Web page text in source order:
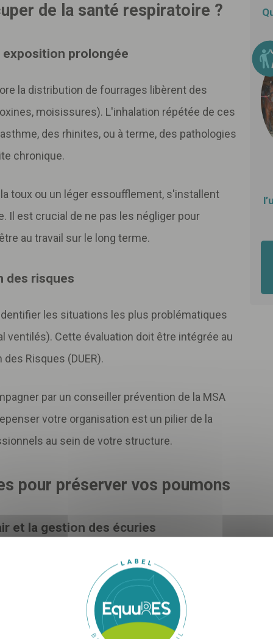
de la santé respiratoire ?
exposition prolongée
la distribution de fourrages libèrent des
moisissures). L'inhalation répétée de ces
des rhinites, ou à terme, des pathologies
chronique.
toux ou un léger essoufflement, s'installent
Il est crucial de ne pas les négliger pour
au travail sur le long terme.
des risques
les situations les plus problématiques
ventilés). Cette évaluation doit être intégrée au
Risques (DUER).
par un conseiller prévention de la MSA
votre organisation est un pilier de la
au sein de votre structure.
pour préserver vos poumons
et la gestion des écuries
de vos bâtiments soit optimale pour évacuer
ou de balayer, humidifiez légèrement les sols
dans l'air.
notre actualité et lesbonnes
Télécharger votre fichier
vous acceptez que les informations saisies soient
en découler